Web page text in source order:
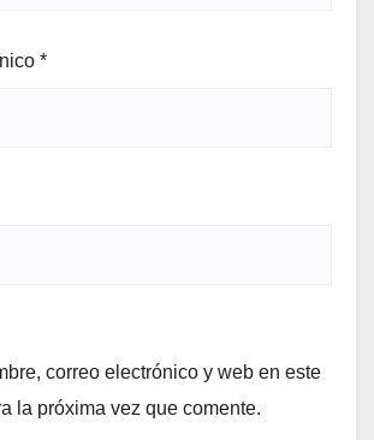
*
correo electrónico y web en este
la próxima vez que comente.